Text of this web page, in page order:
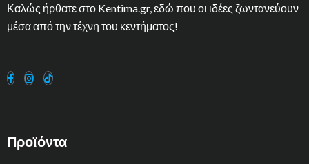
Καλώς ήρθατε στο Kentima.gr, εδώ που οι ιδέες ζωντανεύουν
μέσα από την τέχνη του κεντήματος!
Προϊόντα